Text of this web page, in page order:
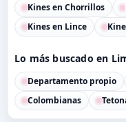
Kines en Chorrillos
Kines en Lince
Lo más buscado en
Departamento propio
Colombianas